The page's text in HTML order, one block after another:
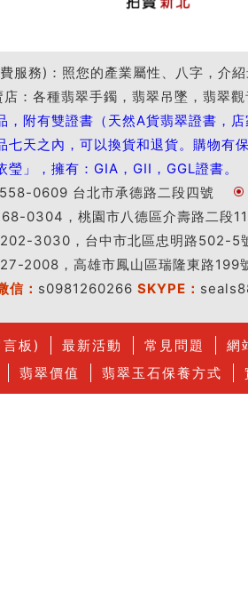
服務)：照您的產業屬性、八字，介
：各種翡翠手鐲，翡翠吊墜，翡翠
，附有雙證書（天然A貨翡翠證書
七天之內，可以換貨和退貨。購物有
」，擁有：GIA，GII，GGL證書。
0609 台北市承德路二段四號
0304，桃園市八德區介壽路二段
3030，台中市北區忠明路502-5
2008，高雄市鳳山區瑞隆東路199
信： s0981260266 SKYPE：
板) 最新活動 常見問題
網
翡翠價值 翡翠玉石保養方式